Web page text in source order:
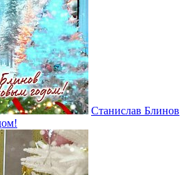
Станислав Блинов